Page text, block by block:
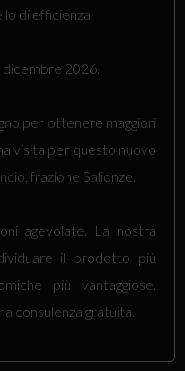
di efficienza.
dicembre 2026.
per ottenere maggiori
visita per questo nuovo
frazione Salionze.
agevolate. La nostra
il prodotto più
più vantaggiose.
consulenza gratuita.